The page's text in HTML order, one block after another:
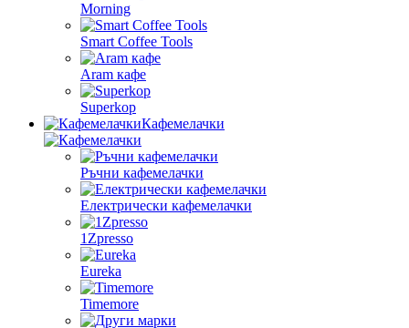
Morning
Smart Coffee Tools
Aram кафе
Superkop
Кафемелачки
Ръчни кафемелачки
Електрически кафемелачки
1Zpresso
Eureka
Timemore